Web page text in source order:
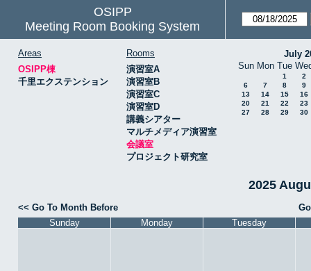
OSIPP
Meeting Room Booking System
Areas
OSIPP棟
千里エクステンション
Rooms
演習室A
演習室B
演習室C
演習室D
講義シアター
マルチメディア演習室
会議室
プロジェクト研究室
July
Sun Mon Tue
1
2
6
7 8
9
13
14 15
16
20
21 22
23
27
28 29 30
2025
<< Go To Month Before
Sunday
Monday Tuesday